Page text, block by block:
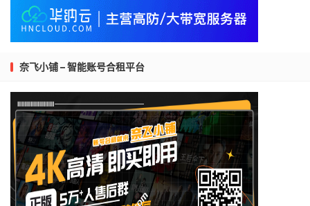
奈飞小铺 – 智能账号合租平台